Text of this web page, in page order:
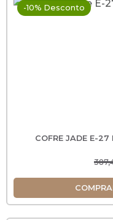
-10% Desconto
COFRE JADE E-27